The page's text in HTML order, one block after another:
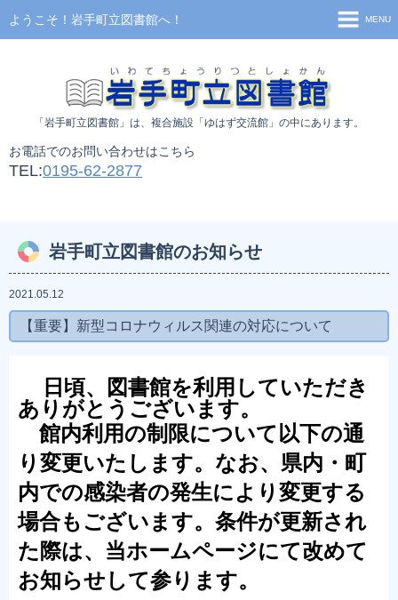
ようこそ！岩手町立図書館へ！
「岩手町立図書館」 は、複合施設「ゆはず交流館」の中にあります。
お電話でのお問い合わせはこちら
TEL:0195-62-2877
MENU
お知らせ
利用案内
施設案内
岩手町立図書館のお知らせ
2021.05.12
【重要】新型コロナウィルス関連の対応について
日頃、図書館を利用していただき
ありがとうございます。
館内利用の制限について以下の通
り変更いたします。 なお、 県内・町
内での感染者の発生により変更する
場合もございます。条件が更新され
た際は、当ホームページにて改めて
お知らせして参ります。